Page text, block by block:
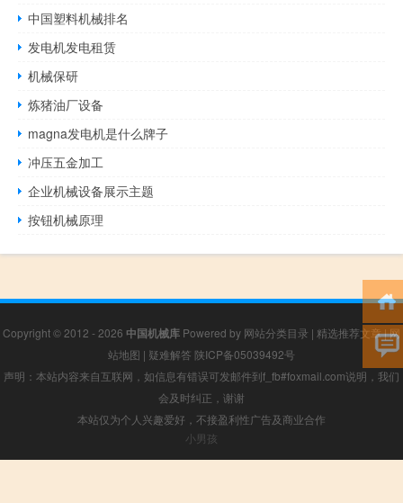
中国塑料机械排名
发电机发电租赁
机械保研
炼猪油厂设备
magna发电机是什么牌子
冲压五金加工
企业机械设备展示主题
按钮机械原理
Copyright © 2012 - 2026 中国机械库 Powered by 网站分类目录 | 精选推荐文章|网
站地图 | 疑难解答 陕ICP备05039492号
声明：本站内容来自互联网，如信息有错误可发邮件到f_fb#foxmail.com说明，我们
会及时纠正，谢谢
本站仅为个人兴趣爱好，不接盈利性广告及商业合作
小男孩